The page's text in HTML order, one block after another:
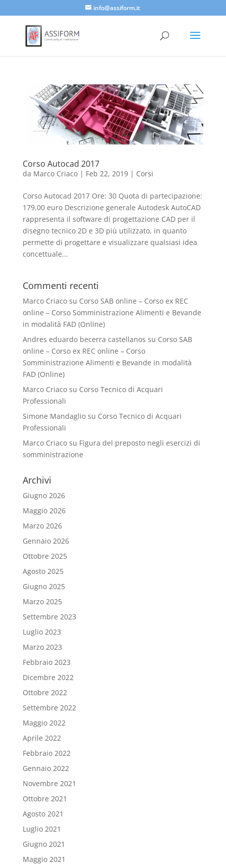
info@assiform.it
Corso Autocad 2017
da Marco Criaco| Feb 22, 2019| Corsi
Corso Autocad 2017 Ore: 30 Quota di partecipazione:
179,00 euro Descrizione generale Autodesk AutoCAD
rappresenta il software di progettazione CAD per il
disegno tecnico 2D e 3D più utilizzato, in quanto
permette di progettare e visualizzare qualsiasi idea
concettuale...
Commenti recenti
Marco Criacosu Corso SAB online – Corso ex REC
online – Corso Somministrazione Alimenti e Bevande
in modalità FAD (Online)
Andres eduardo becerra castellanos su Corso SAB
online – Corso ex REC online – Corso
Somministrazione Alimenti e Bevande in modalità
FAD (Online)
Marco Criacosu Corso Tecnico di Acquari
Professionali
Simone Mandagliosu Corso Tecnico di Acquari
Professionali
Marco Criacosu Figura del preposto negli esercizi di
somministrazione
Archivi
Giugno 2026
Maggio 2026
Marzo 2026
Gennaio 2026
Ottobre 2025
Agosto 2025
Giugno 2025
Marzo 2025
Settembre 2023
Luglio 2023
Marzo 2023
Febbraio 2023
Dicembre 2022
Ottobre 2022
Settembre 2022
Maggio 2022
Aprile 2022
Febbraio 2022
Gennaio 2022
Novembre 2021
Ottobre 2021
Agosto 2021
Luglio 2021
Giugno 2021
Maggio 2021